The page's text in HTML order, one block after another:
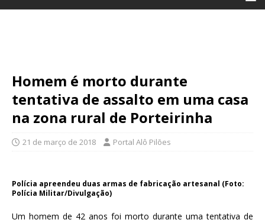
Homem é morto durante
tentativa de assalto em uma casa
na zona rural de Porteirinha
21 de março de 2018 Portal Alô Pilões
Polícia apreendeu duas armas de fabricação artesanal (Foto:
Polícia Militar/Divulgação)
Um homem de 42 anos foi morto durante uma tentativa de